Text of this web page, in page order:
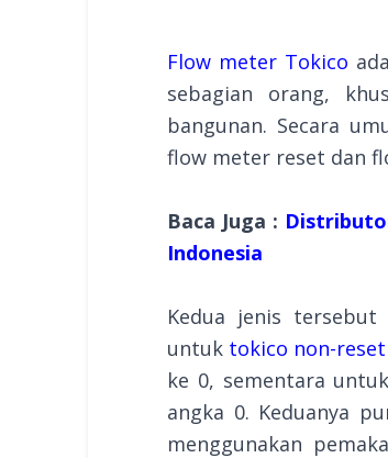
Flow meter Tokico
sebagian orang,
bangunan. Secara
flow meter reset dan
Baca Juga :
Indonesia
Kedua jenis
untuk tokico non-reset
ke 0, sementara
angka 0. Keduanya
menggunakan